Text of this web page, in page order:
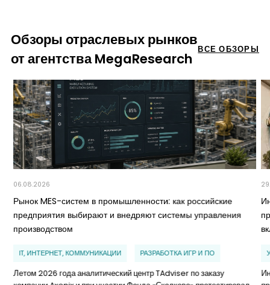
Обзоры отраслевых рынков
от агентства MegaResearch
ВСЕ ОБЗОРЫ
06.08.2026
Рынок MES-систем в промышленности: как российские
предприятия выбирают и внедряют системы управления
производством
IT, ИНТЕРНЕТ, КОММУНИКАЦИИ РАЗРАБОТКА ИГР И ПО
Летом 2026 года аналитический центр TAdviser по заказу